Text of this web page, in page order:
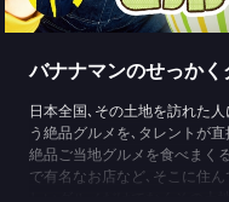
バナナマンのせっかく
日本全国､その土地を訪れた
う絶品グルメを､タレントが
絶品ご当地グルメを食べまく
で有名なお店など､そこに住